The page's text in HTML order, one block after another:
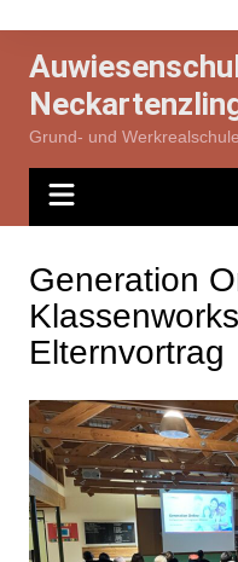
springen
Grund- und Werkrealschule
Generation
Elternvortrag